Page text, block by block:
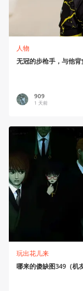
人物
无冠的步枪手，与他背
909
1 天前
玩出花儿来
哪来的傻缺图349（机